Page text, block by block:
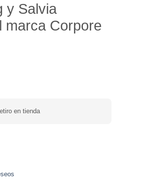
y Salvia
marca Corpore
en tienda